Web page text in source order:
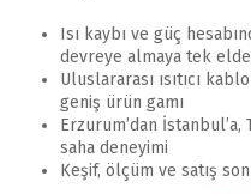
Isı kaybı ve güç
devreye almaya tek
Uluslararası ısıtıcı
geniş ürün gamı
Erzurum’dan
saha deneyimi
Keşif, ölçüm ve satış